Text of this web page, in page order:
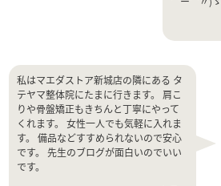
私はマエダストア新城店の隣にある タ
テヤマ整体院にたまに行きます。 肩こ
りや骨盤矯正もきちんと丁寧にやって
くれます。 女性一人でも気軽に入れま
す。 備品などすすめられないので安心
です。 先生のブログが面白いのでいい
です。